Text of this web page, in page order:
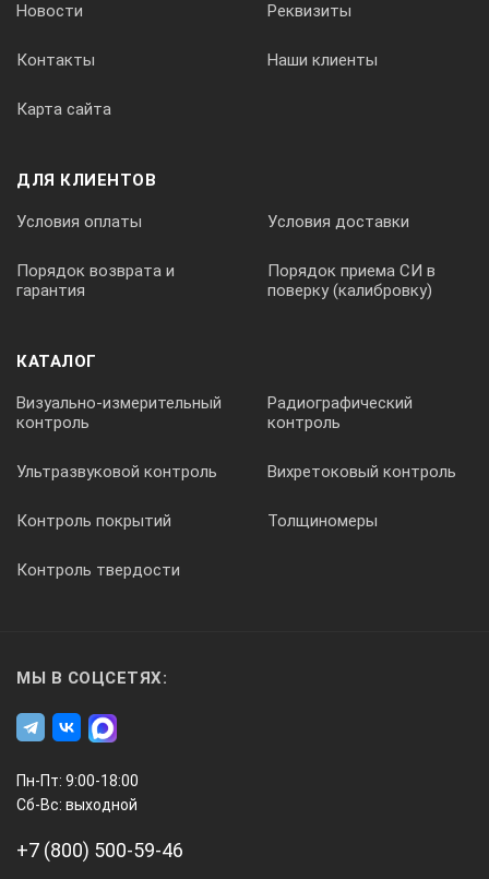
Новости Реквизиты
Контакты Наши клиенты
Карта сайта
ДЛЯ КЛИЕНТОВ
Условия оплаты Условия доставки
Порядок возврата и
гарантия
Порядок приема СИ в
поверку (калибровку)
КАТАЛОГ
Визуально-измерительный
контроль
Радиографический
контроль
Ультразвуковой контроль Вихретоковый контроль
Контроль покрытий Толщиномеры
Контроль твердости
МЫ В СОЦСЕТЯХ:
Пн-Пт: 9:00-18:00
Сб-Вс: выходной
+7 (800) 500-59-46